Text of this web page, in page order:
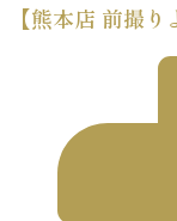
【熊本店 前撮